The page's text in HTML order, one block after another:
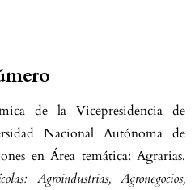
de la Vicepresidencia de
Nacional Autónoma de
en Área temática: Agrarias.
Agroindustrias, Agronegocios,